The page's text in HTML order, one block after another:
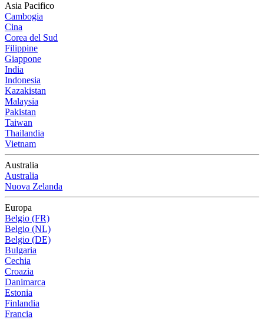
Asia Pacifico
Cambogia
Cina
Corea del Sud
Filippine
Giappone
India
Indonesia
Kazakistan
Malaysia
Pakistan
Taiwan
Thailandia
Vietnam
Australia
Australia
Nuova Zelanda
Europa
Belgio (FR)
Belgio (NL)
Belgio (DE)
Bulgaria
Cechia
Croazia
Danimarca
Estonia
Finlandia
Francia